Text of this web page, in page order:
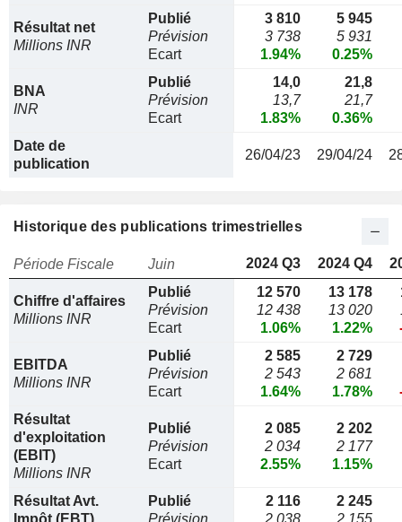
Résultat net
Millions INR
Publié
Prévision
Ecart
3 810
3 738
1.94%
5 945
5 931
0.25%
BNA
INR
Publié
Prévision
Ecart
14,0
13,7
1.83%
21,8
21,7
0.36%
Date de
publication
26/04/23 29/04/24
Historique des publications trimestrielles
Période Fiscale Juin 2024 Q3 2024 Q4
Chiffre d'affaires
Millions INR
Publié
Prévision
Ecart
12 570
12 438
1.06%
13 178
13 020
1.22%
EBITDA
Millions INR
Publié
Prévision
Ecart
2 585
2 543
1.64%
2 729
2 681
1.78%
Résultat
d'exploitation
(EBIT)
Millions INR
Publié
Prévision
Ecart
2 085
2 034
2.55%
2 202
2 177
1.15%
Résultat Avt.
Publié
2 116
2 245